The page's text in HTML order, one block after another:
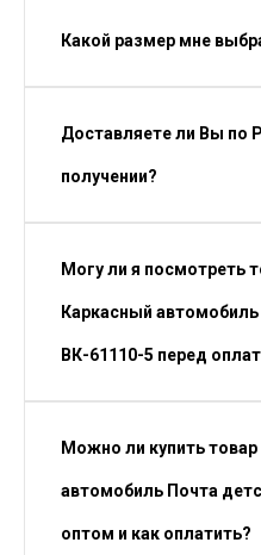
Какой размер мне
Доставляете ли Вы по
получении?
Могу ли я посмотреть
Каркасный
ВК-61110-5 перед
Можно ли купить
автомобиль Почта
оптом и как оплатить?